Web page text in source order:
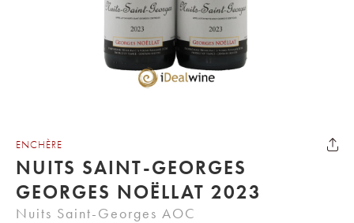
ENCHÈRE
NUITS SAINT-GEORGES
GEORGES NOËLLAT 2023
Nuits Saint-Georges AOC